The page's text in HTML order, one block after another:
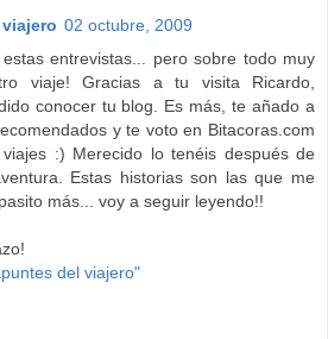
02 octubre, 2009
entrevistas... pero sobre todo muy
viaje! Gracias a tu visita Ricardo,
conocer tu blog. Es más, te añado a
y te voto en Bitacoras.com
:) Merecido lo tenéis después de
Estas historias son las que me
más... voy a seguir leyendo!!
del viajero"